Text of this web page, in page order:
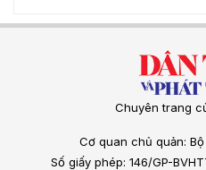
Chuyên trang
Cơ quan chủ quản:
Số giấy phép: 146/GP-